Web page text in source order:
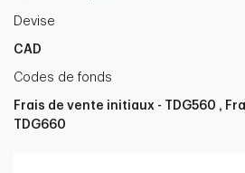
Devise
CAD
Codes de fonds
Frais de vente initiaux - TDG560 ,
TDG660